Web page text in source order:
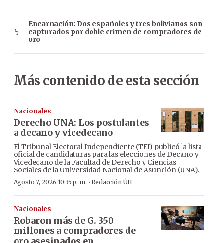
Encarnación: Dos españoles y tres bolivianos son
capturados por doble crimen de compradores de
oro
Más contenido de esta sección
Nacionales
Derecho UNA: Los postulantes
a decano y vicedecano
El Tribunal Electoral Independiente (TEI) publicó la lista
oficial de candidaturas para las elecciones de Decano y
Vicedecano de la Facultad de Derecho y Ciencias
Sociales de la Universidad Nacional de Asunción (UNA).
Agosto 7, 2026 10:35 p. m. · Redacción ÚH
Nacionales
Robaron más de G. 350
millones a compradores de